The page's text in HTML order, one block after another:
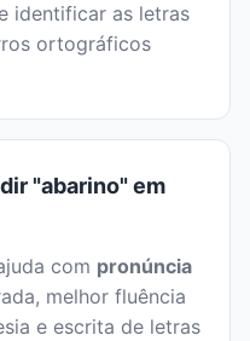
identificar as letras
ortográficos
"abarino" em
com pronúncia
melhor fluência
e escrita de letras